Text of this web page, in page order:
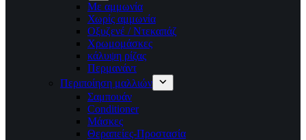
Με αμμωνία
Χωρίς αμμωνία
Οξυζενέ / Ντεκαπάζ
Χρωμομάσκες
κάλυψη ρίζας
Περμανάντ
Περιποίηση μαλλιών
Σαμπουάν
Conditioner
Μάσκες
Θεραπείες-Προστασία